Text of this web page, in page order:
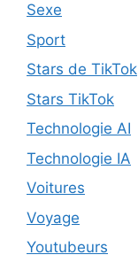
Sexe
Sport
Stars de TikTok
Stars TikTok
Technologie AI
Technologie IA
Voitures
Voyage
Youtubeurs